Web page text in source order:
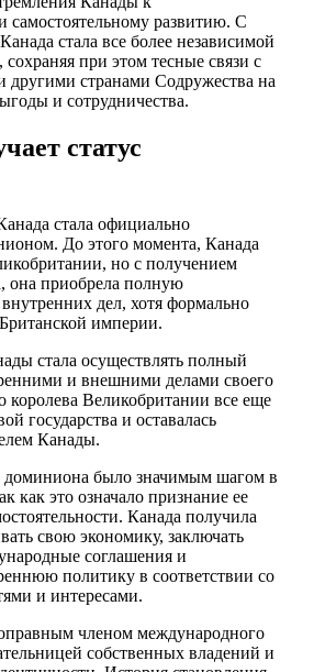
самостоятельному развитию. С
стала все более независимой
сохраняя при этом тесные связи с
другими странами Содружества на
и сотрудничества.
статус
стала официально
До этого момента, Канада
но с получением
она приобрела полную
внутренних дел, хотя формально
империи.
стала осуществлять полный
и внешними делами своего
королева Великобритании все еще
государства и оставалась
Канады.
доминиона было значимым шагом в
как это означало признание ее
Канада получила
свою экономику, заключать
соглашения и
политику в соответствии со
и интересами.
членом международного
собственных владений и